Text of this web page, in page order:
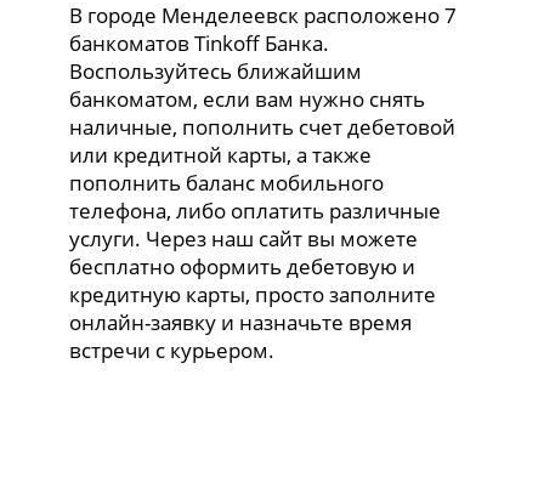
В городе Менделеевск расположено 7
банкоматов Tinkoff Банка.
Воспользуйтесь ближайшим
банкоматом, если вам нужно снять
наличные, пополнить счет дебетовой
или кредитной карты, а также
пополнить баланс мобильного
телефона, либо оплатить различные
услуги. Через наш сайт вы можете
бесплатно оформить дебетовую и
кредитную карты, просто заполните
онлайн-заявку и назначьте время
встречи с курьером.